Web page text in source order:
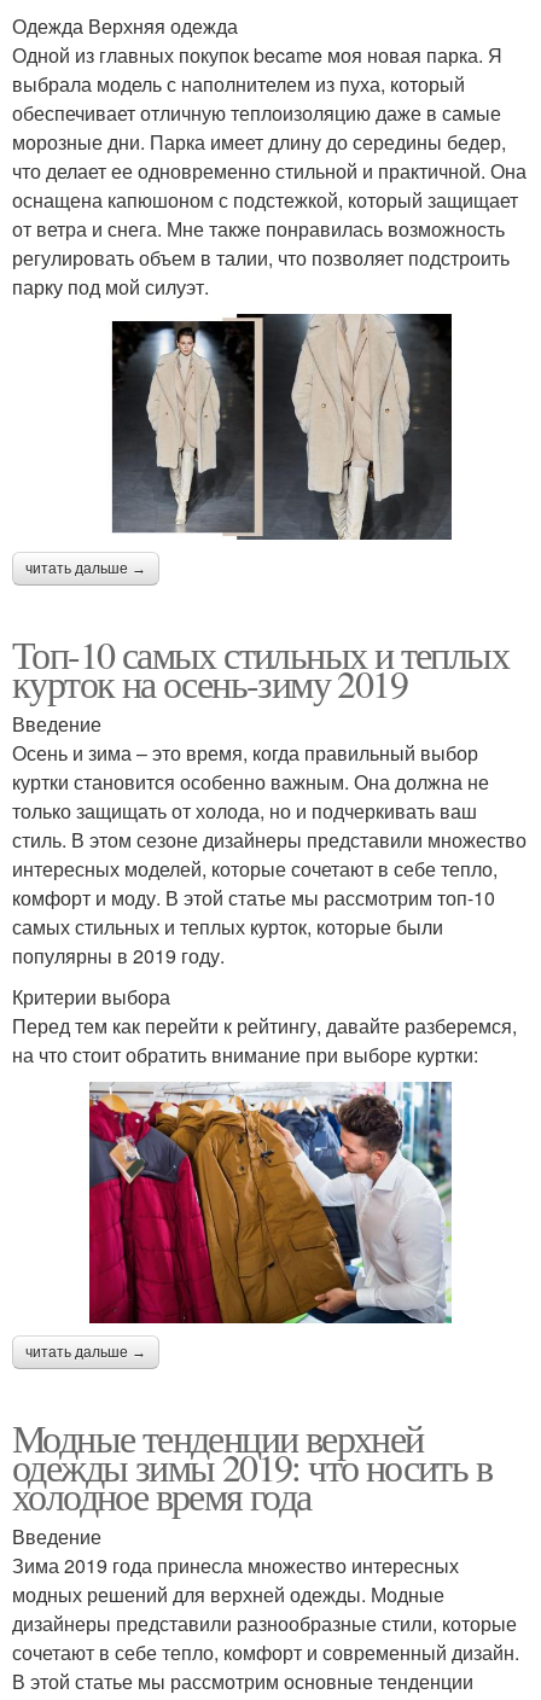
Одежда Верхняя одежда
Одной из главных покупок became моя новая парка. Я
выбрала модель с наполнителем из пуха, который
обеспечивает отличную теплоизоляцию даже в самые
морозные дни. Парка имеет длину до середины бедер,
что делает ее одновременно стильной и практичной. Она
оснащена капюшоном с подстежкой, который защищает
от ветра и снега. Мне также понравилась возможность
регулировать объем в талии, что позволяет подстроить
парку под мой силуэт.
читать дальше →
Топ-10 самых стильных и теплых
курток на осень-зиму 2019
Введение
Осень и зима – это время, когда правильный выбор
куртки становится особенно важным. Она должна не
только защищать от холода, но и подчеркивать ваш
стиль. В этом сезоне дизайнеры представили множество
интересных моделей, которые сочетают в себе тепло,
комфорт и моду. В этой статье мы рассмотрим топ-10
самых стильных и теплых курток, которые были
популярны в 2019 году.
Критерии выбора
Перед тем как перейти к рейтингу, давайте разберемся,
на что стоит обратить внимание при выборе куртки:
читать дальше →
Модные тенденции верхней
одежды зимы 2019: что носить в
холодное время года
Введение
Зима 2019 года принесла множество интересных
модных решений для верхней одежды. Модные
дизайнеры представили разнообразные стили, которые
сочетают в себе тепло, комфорт и современный дизайн.
В этой статье мы рассмотрим основные тенденции